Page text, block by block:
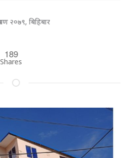
२०७९, बिहिबार
189
Shares